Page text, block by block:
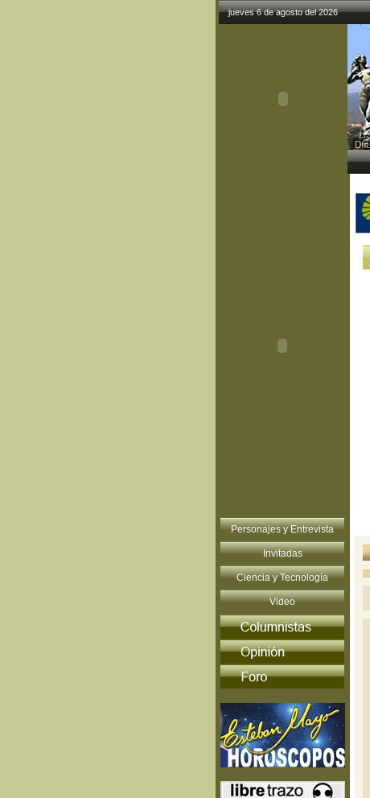
jueves 6 de agosto del 2026
Personajes y Entrevista
Invitadas
Ciencia y Tecnología
Video